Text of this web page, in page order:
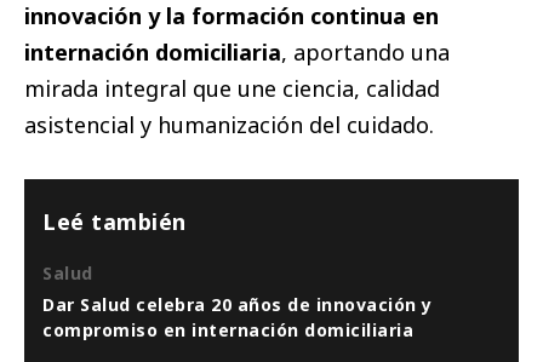
innovación y la formación continua en
internación domiciliaria, aportando una
mirada integral que une ciencia, calidad
asistencial y humanización del cuidado.
Leé también
Salud
Dar Salud celebra 20 años de innovación y
compromiso en internación domiciliaria